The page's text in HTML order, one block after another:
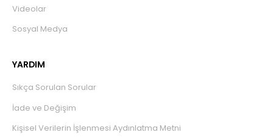
Videolar
Sosyal Medya
YARDIM
Sıkça Sorulan Sorular
İade ve Değişim
Kişisel Verilerin İşlenmesi Aydınlatma Metni